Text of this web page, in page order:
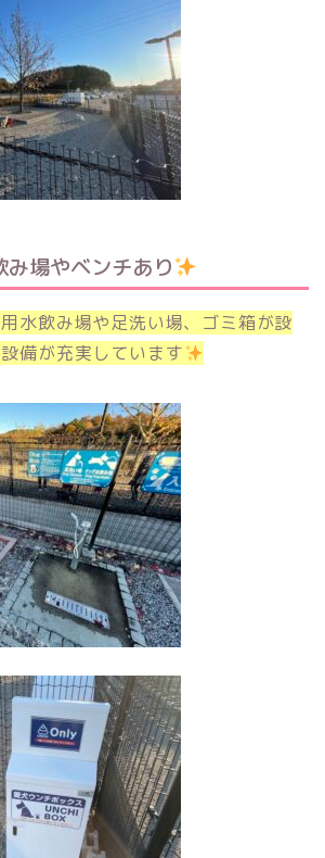
場やベンチあり
水飲み場や足洗い場、ゴミ箱が設
備が充実しています